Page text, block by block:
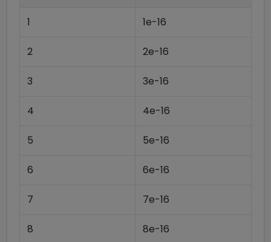
1 1e-16
2 2e-16
3 3e-16
4 4e-16
5 5e-16
6 6e-16
7 7e-16
8 8e-16